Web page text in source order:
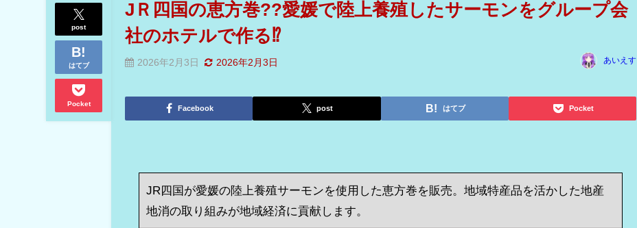
post
はてブ
Pocket
JＲ四国の恵方巻??愛媛で陸上養殖したサーモンをグループ会
社のホテルで作る⁉
2026年2月3日 2026年2月3日 あいえす
Facebook post はてブ Pocket
JR四国が愛媛の陸上養殖サーモンを使用した恵方巻を販売。地域特産品を活かした地産
地消の取り組みが地域経済に貢献します。